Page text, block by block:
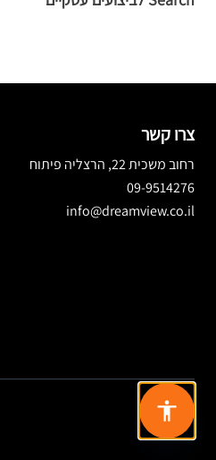
צרו קשר
רחוב משכית 22, הרצליה פיתוח
09-9514276
info@dreamview.co.il